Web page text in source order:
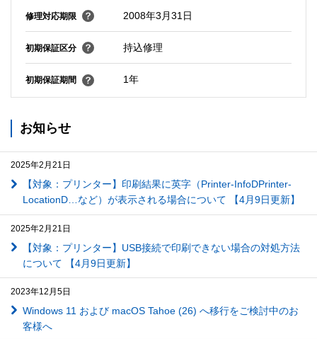
修理対応期限 2008年3月31日
初期保証区分 持込修理
初期保証期間 1年
お知らせ
2025年2月21日
【対象：プリンター】印刷結果に英字（Printer-InfoDPrinter-
LocationD…など）が表示される場合について 【4月9日更新】
2025年2月21日
【対象：プリンター】USB接続で印刷できない場合の対処方法
について 【4月9日更新】
2023年12月5日
Windows 11 および macOS Tahoe (26) へ移行をご検討中のお
客様へ